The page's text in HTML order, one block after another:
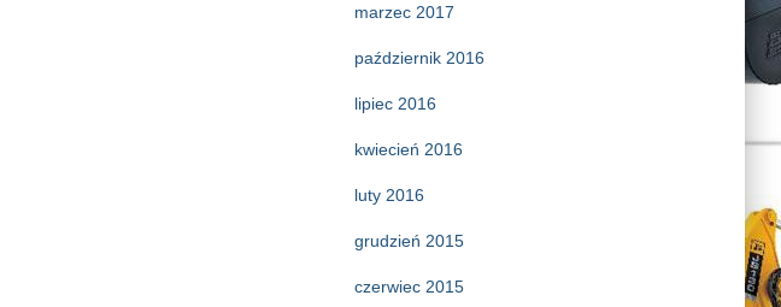
marzec 2017
październik 2016
lipiec 2016
kwiecień 2016
luty 2016
grudzień 2015
czerwiec 2015